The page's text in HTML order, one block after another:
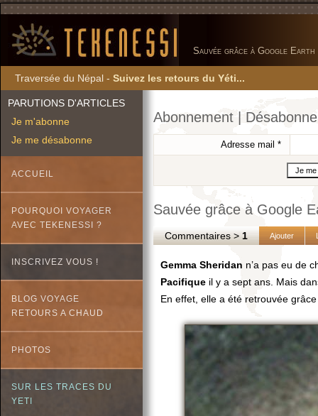
Sauvée grâce à Google Earth
Traversée du Népal - Suivez les retours du Yéti...
PARUTIONS D'ARTICLES
Je m'abonne
Je me désabonne
ACCUEIL
POURQUOI VOYAGER
AVEC TEKENESSI ?
INSCRIVEZ VOUS !
BLOG VOYAGE
RETOURS A CHAUD
PHOTOS
SUR LES TRACES DU
YETI
Abonnement |
Adresse mail *
Sauvée grâce à Google
Commentaires >1 Ajouter
Gemma Sheridan n’a pas eu de
Pacifique il y a sept ans. Mais
En effet, elle a été retrouvée